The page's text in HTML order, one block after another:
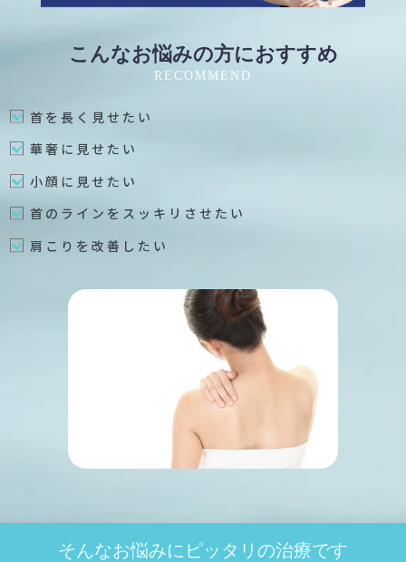
こんなお悩みの方におすすめ
RECOMMEND
首を長く見せたい
華奢に見せたい
小顔に見せたい
首のラインをスッキリさせたい
肩こりを改善したい
そんなお悩みに ピッタリの治療です